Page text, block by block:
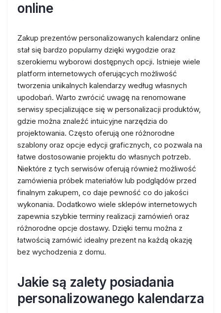
online
Zakup prezentów personalizowanych kalendarz online
stał się bardzo popularny dzięki wygodzie oraz
szerokiemu wyborowi dostępnych opcji. Istnieje wiele
platform internetowych oferujących możliwość
tworzenia unikalnych kalendarzy według własnych
upodobań. Warto zwrócić uwagę na renomowane
serwisy specjalizujące się w personalizacji produktów,
gdzie można znaleźć intuicyjne narzędzia do
projektowania. Często oferują one różnorodne
szablony oraz opcje edycji graficznych, co pozwala na
łatwe dostosowanie projektu do własnych potrzeb.
Niektóre z tych serwisów oferują również możliwość
zamówienia próbek materiałów lub podglądów przed
finalnym zakupem, co daje pewność co do jakości
wykonania. Dodatkowo wiele sklepów internetowych
zapewnia szybkie terminy realizacji zamówień oraz
różnorodne opcje dostawy. Dzięki temu można z
łatwością zamówić idealny prezent na każdą okazję
bez wychodzenia z domu.
Jakie są zalety posiadania
personalizowanego kalendarza